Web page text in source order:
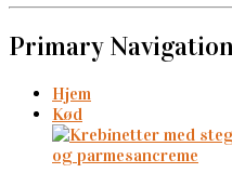
Primary
Hjem
Kød